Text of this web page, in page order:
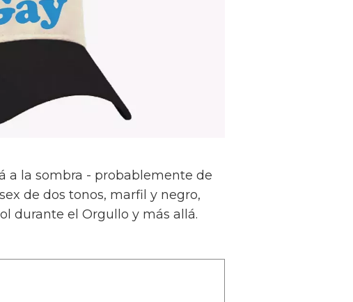
a la sombra - probablemente de
de dos tonos, marfil y negro,
durante el Orgullo y más allá.